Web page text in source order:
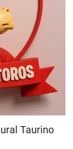
Taurino